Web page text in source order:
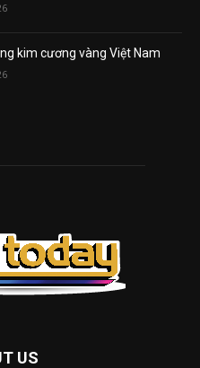
kim cương vàng Việt Nam
US